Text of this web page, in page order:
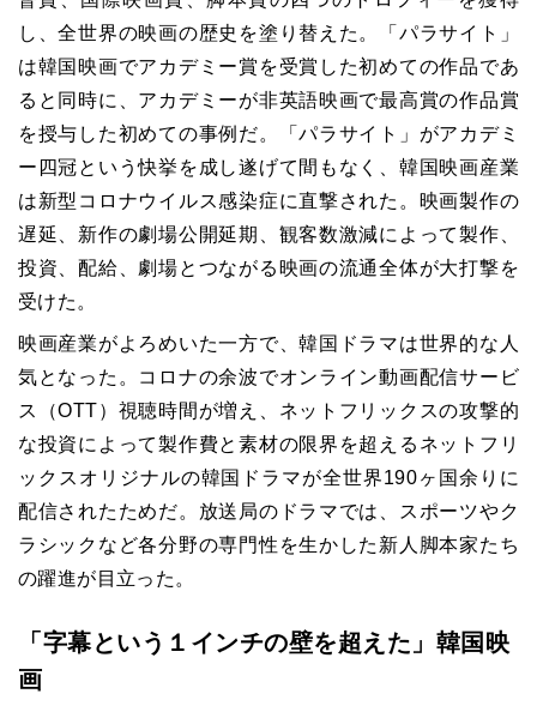
し、全世界の映画の歴史を塗り替えた。「パラサイト」
は韓国映画でアカデミー賞を受賞した初めての作品であ
ると同時に、アカデミーが非英語映画で最高賞の作品賞
を授与した初めての事例だ。「パラサイト」がアカデミ
ー四冠という快挙を成し遂げて間もなく、韓国映画産業
は新型コロナウイルス感染症に直撃された。映画製作の
遅延、新作の劇場公開延期、観客数激減によって製作、
投資、配給、劇場とつながる映画の流通全体が大打撃を
受けた。
映画産業がよろめいた一方で、韓国ドラマは世界的な人
気となった。コロナの余波でオンライン動画配信サービ
ス（OTT）視聴時間が増え、ネットフリックスの攻撃的
な投資によって製作費と素材の限界を超えるネットフリ
ックスオリジナルの韓国ドラマが全世界190ヶ国余りに
配信されたためだ。放送局のドラマでは、スポーツやク
ラシックなど各分野の専門性を生かした新人脚本家たち
の躍進が目立った。
「字幕という１インチの壁を超えた」韓国映
画